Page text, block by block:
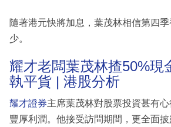
隨著港元快將加息，葉茂林相信第四
少。
耀才老闆葉茂林揸50%現
執平貨 | 港股分析
耀才證券主席葉茂林對股票投資甚有
豐厚利潤。他接受訪問期間，更全面